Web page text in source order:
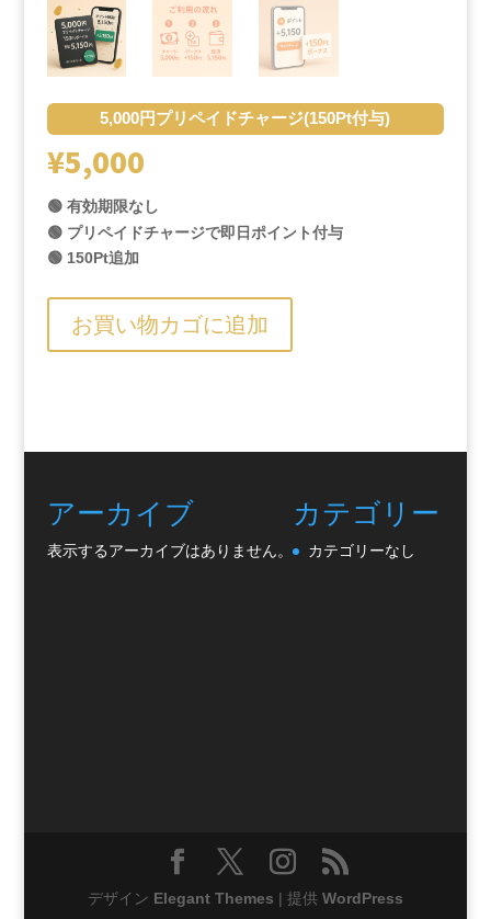
5,000円プリペイドチャージ(150Pt付与)
¥5,000
🟢 有効期限なし
🟢 プリペイドチャージで即日ポイント付与
🟢 150Pt追加
お買い物カゴに追加
アーカイブ
表示するアーカイブはありません。
カテゴリー
カテゴリーなし
デザイン Elegant Themes | 提供 WordPress